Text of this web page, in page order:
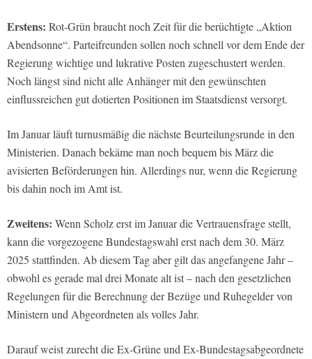
Erstens: Rot-Grün braucht noch Zeit für die berüchtigte „Aktion
Abendsonne“. Parteifreunden sollen noch schnell vor dem Ende der
Regierung wichtige und lukrative Posten zugeschustert werden.
Noch längst sind nicht alle Anhänger mit den gewünschten
einflussreichen gut dotierten Positionen im Staatsdienst versorgt.
Im Januar läuft turnusmäßig die nächste Beurteilungsrunde in den
Ministerien. Danach bekäme man noch bequem bis März die
avisierten Beförderungen hin. Allerdings nur, wenn die Regierung
bis dahin noch im Amt ist.
Zweitens: Wenn Scholz erst im Januar die Vertrauensfrage stellt,
kann die vorgezogene Bundestagswahl erst nach dem 30. März
2025 stattfinden. Ab diesem Tag aber gilt das angefangene Jahr –
obwohl es gerade mal drei Monate alt ist – nach den gesetzlichen
Regelungen für die Berechnung der Bezüge und Ruhegelder von
Ministern und Abgeordneten als volles Jahr.
Darauf weist zurecht die Ex-Grüne und Ex-Bundestagsabgeordnete